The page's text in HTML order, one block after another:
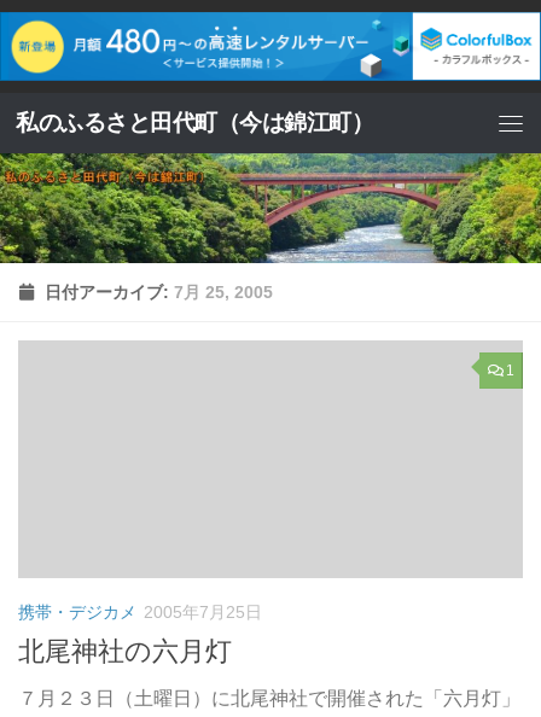
コンテンツへスキップ
私のふるさと田代町（今は錦江町）
日付アーカイブ: 7月 25, 2005
1
携帯・デジカメ 2005年7月25日
北尾神社の六月灯
７月２３日（土曜日）に北尾神社で開催された「六月灯」